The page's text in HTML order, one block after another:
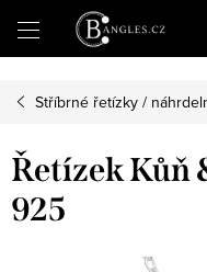
Přejít
na
Stříbrné řetízky /
Řetízek Kůň
925